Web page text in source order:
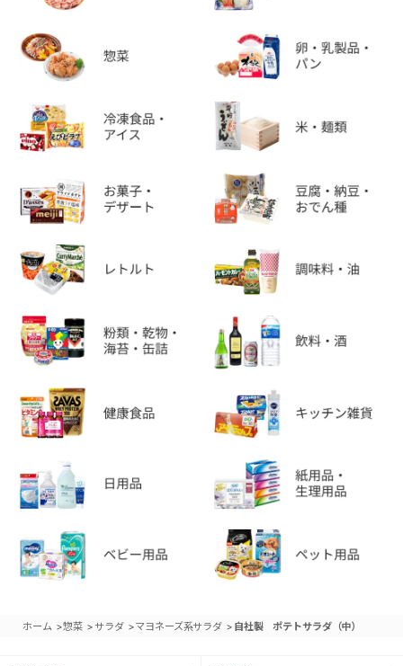
ホーム >惣菜 >サラダ >マヨネーズ系サラダ > 自社製 ポテトサラダ（中）